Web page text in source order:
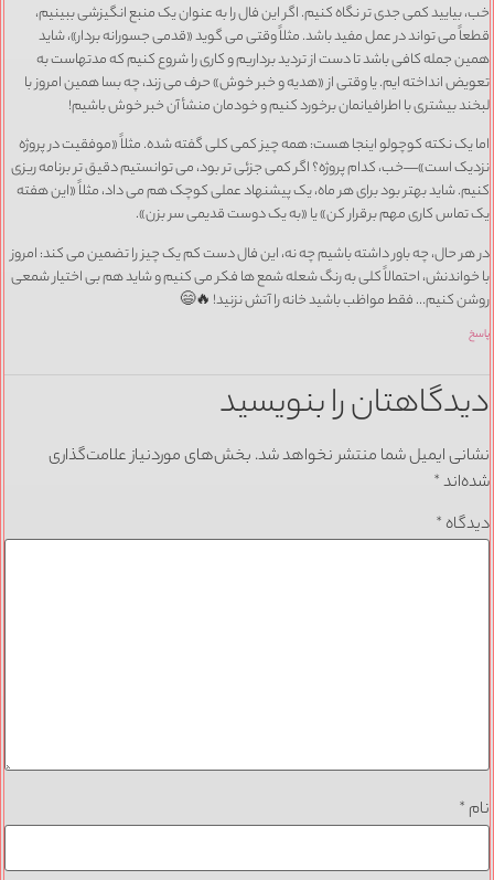
خب، بیایید کمی جدی تر نگاه کنیم. اگر این فال را به عنوان یک منبع انگیزشی ببینیم،
قطعاً می تواند در عمل مفید باشد. مثلاً وقتی می گوید «قدمی جسورانه بردار»، شاید
همین جمله کافی باشد تا دست از تردید برداریم و کاری را شروع کنیم که مدتهاست به
تعویض انداخته ایم. یا وقتی از «هدیه و خبر خوش» حرف می زند، چه بسا همین امروز با
لبخند بیشتری با اطرافیانمان برخورد کنیم و خودمان منشأ آن خبر خوش باشیم!
اما یک نکته کوچولو اینجا هست: همه چیز کمی کلی گفته شده. مثلاً «موفقیت در پروژه
نزدیک است»—خب، کدام پروژه؟ اگر کمی جزئی تر بود، می توانستیم دقیق تر برنامه ریزی
کنیم. شاید بهتر بود برای هر ماه، یک پیشنهاد عملی کوچک هم می داد، مثلاً «این هفته
یک تماس کاری مهم برقرار کن» یا «به یک دوست قدیمی سر بزن».
در هر حال، چه باور داشته باشیم چه نه، این فال دست کم یک چیز را تضمین می کند: امروز
با خواندنش، احتمالاً کلی به رنگ شعله شمع ها فکر می کنیم و شاید هم بی اختیار شمعی
روشن کنیم… فقط مواظب باشید خانه را آتش نزنید! 🔥😄
پاسخ
دیدگاهتان را بنویسید
نشانی ایمیل شما منتشر نخواهد شد. بخش‌های موردنیاز علامت‌گذاری
شده‌اند*
دیدگاه *
نام *